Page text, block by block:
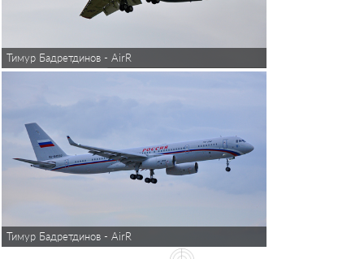
Тимур Бадретдинов - AirReview
Тимур Бадретдинов - AirReview